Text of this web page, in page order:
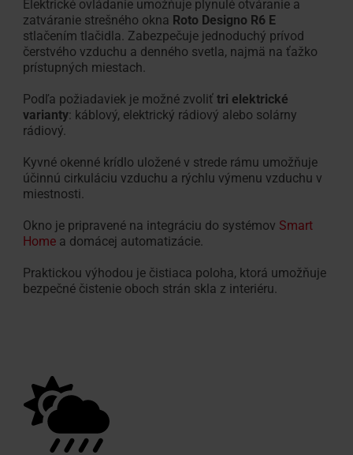
Elektrické ovládanie umožňuje plynulé otváranie a
zatváranie strešného okna Roto Designo R6 E
stlačením tlačidla. Zabezpečuje jednoduchý prívod
čerstvého vzduchu a denného svetla, najmä na ťažko
prístupných miestach.
Podľa požiadaviek je možné zvoliť tri elektrické
varianty: káblový, elektrický rádiový alebo solárny
rádiový.
Kyvné okenné krídlo uložené v strede rámu umožňuje
účinnú cirkuláciu vzduchu a rýchlu výmenu vzduchu v
miestnosti.
Okno je pripravené na integráciu do systémov Smart
Homea domácej automatizácie.
Praktickou výhodou je čistiaca poloha, ktorá umožňuje
bezpečné čistenie oboch strán skla z interiéru.